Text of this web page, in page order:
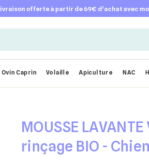
livraison offerte à partir de 69€ d’achat avec
Ovin Caprin Volaille Apiculture NAC
MOUSSE
rinçage BIO -